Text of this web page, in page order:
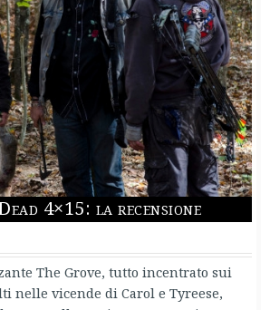
4×15: la recensione
The Grove, tutto incentrato sui
nelle vicende di Carol e Tyreese,